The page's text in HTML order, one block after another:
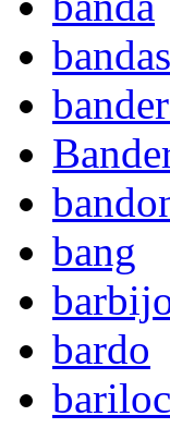
bandas
bang
bardo